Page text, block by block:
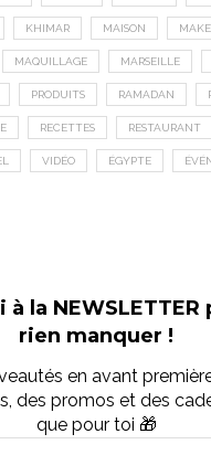
KHIMAR MAISON
MAQUILLAGE MARSEILLE
PRODUITS RAMADAN
RECETTES RESTAURANT
VIDÉO ÉGYPTE
la NEWSLETTER
rien manquer !
en avant
des promos et des
que pour toi 🎁